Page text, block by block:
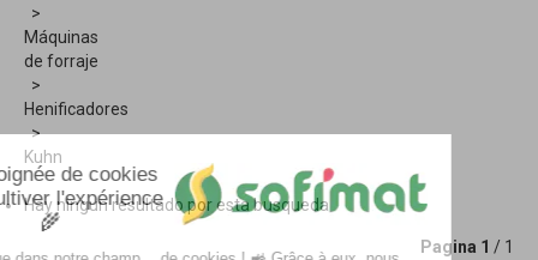
Máquinas
de forraje
Henificadores
Kuhn
Hay ningun resultado por esta busqueda
Pagina 1 / 1